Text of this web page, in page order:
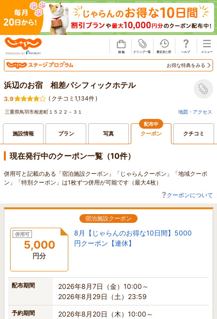
お得な特典をみる
浜辺のお宿 相差パシフィックホテル
3.9 ( クチコミ1,134件)
三重県鳥羽市相差町１５２２－３１ 地図・アクセス
施設情報 プラン 写真
配布中
クーポン クチコミ
現在発行中のクーポン一覧（10件）
併用可と記載のある「宿泊施設クーポン」「じゃらんクーポン」「地域クーポ
ン」「特別クーポン」は1枚ずつ併用が可能です（最大4枚）
クーポンについて
宿泊施設クーポン
併用可
5,000
円分
8月【じゃらんのお得な10日間】5000
円クーポン【連休】
配布期間
2026年8月7日（金）10:00～
2026年8月29日（土）23:59
予約期間
2026年8月20日（木）10:00～